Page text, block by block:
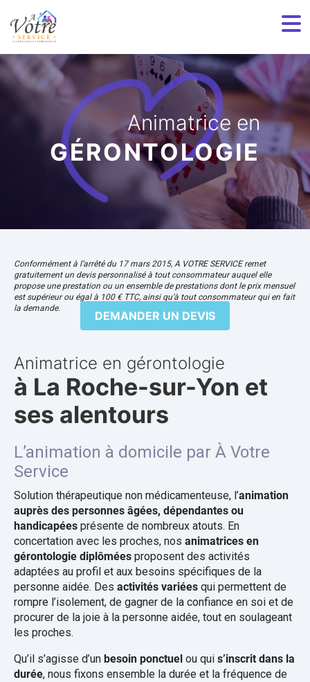
Animatrice en
GÉRONTOLOGIE
Animatrice en gérontologie
à La Roche-sur-Yon et
ses alentours
L’animation à domicile par À Votre
Service
Solution thérapeutique non médicamenteuse, l’animation
auprès des personnes âgées, dépendantes ou
handicapées présente de nombreux atouts. En
concertation avec les proches, nos animatrices en
gérontologie diplômées proposent des activités
adaptées au profil et aux besoins spécifiques de la
personne aidée. Des activités variées qui permettent de
rompre l’isolement, de gagner de la confiance en soi et de
procurer de la joie à la personne aidée, tout en soulageant
les proches.
Qu’il s’agisse d’un besoin ponctuel ou qui s’inscrit dans la
durée, nous fixons ensemble la durée et la fréquence de
DEMANDER UN DEVIS
Conformément à l’arrêté du 17 mars 2015, A VOTRE SERVICE remet
gratuitement un devis personnalisé à tout consommateur auquel elle
propose une prestation ou un ensemble de prestations dont le prix mensuel
est supérieur ou égal à 100 € TTC, ainsi qu’à tout consommateur qui en fait
la demande.